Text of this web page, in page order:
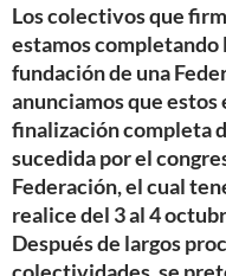
Los colectivos que
estamos
fundación de una
anunciamos que estos
finalización completa
sucedida por el
Federación, el cual
realice del 3 al 4
Después de largos